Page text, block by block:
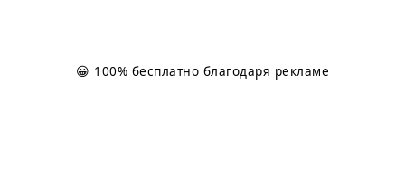
😀 100% бесплатно благодаря рекламе